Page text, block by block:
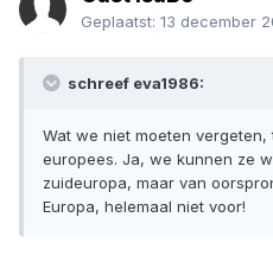
Geplaatst: 13 december
schreef eva1986:
Wat we niet moeten
europees. Ja, we kunnen ze
zuideuropa, maar van
Europa, helemaal niet voor!